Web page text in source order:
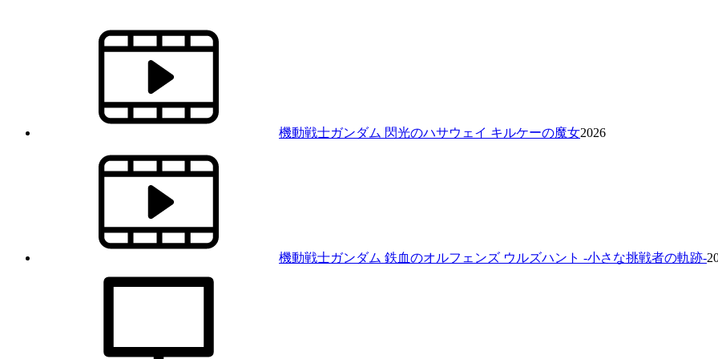
機動戦士ガンダム 閃光のハサウェイ キルケーの魔女2026
機動戦士ガンダム 鉄血のオルフェンズ ウルズハント -小さな挑戦者の軌跡-